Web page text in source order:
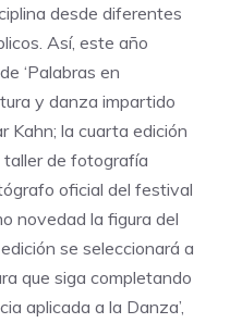
desde diferentes
Así, este año
‘Palabras en
y danza impartido
Kahn; la cuarta edición
taller de fotografía
oficial del festival
novedad la figura del
se seleccionará a
que siga completando
aplicada a la Danza’,